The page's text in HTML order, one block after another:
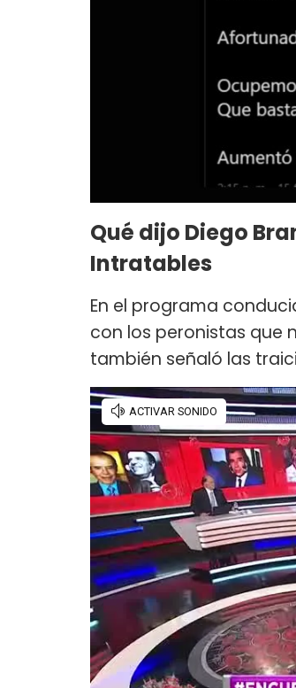
Qué dijo Diego
Intratables
En el programa
con los peronistas que
también señaló las